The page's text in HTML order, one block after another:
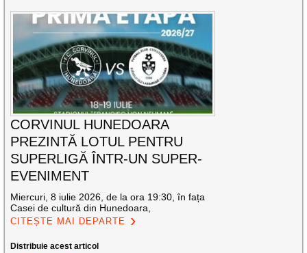
CORVINUL HUNEDOARA
PREZINTĂ LOTUL PENTRU
SUPERLIGĂ ÎNTR-UN SUPER-
EVENIMENT
Miercuri, 8 iulie 2026, de la ora 19:30, în fața
Casei de cultură din Hunedoara,
CITEȘTE MAI DEPARTE
Distribuie acest articol